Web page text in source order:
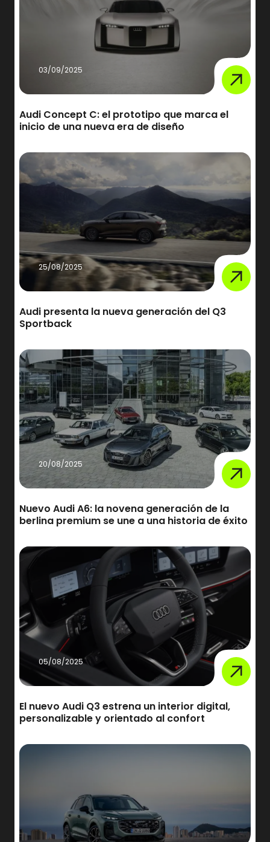
03/09/2025
Audi Concept C: el prototipo que marca el
inicio de una nueva era de diseño
25/08/2025
Audi presenta la nueva generación del Q3
Sportback
20/08/2025
Nuevo Audi A6: la novena generación de la
berlina premium se une a una historia de éxito
05/08/2025
El nuevo Audi Q3 estrena un interior digital,
personalizable y orientado al confort